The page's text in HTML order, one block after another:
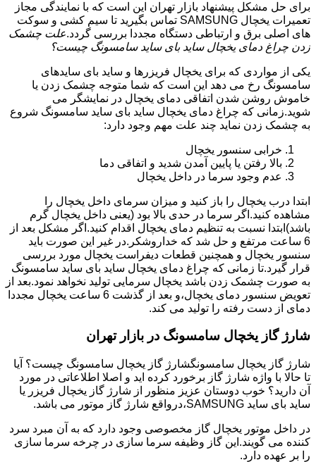
برای حل مشکل پیشنهاد بازار تهران این است که با نمایندگی مجاز
تعمیرات یخچال SAMSUNG تماس بگیرید تا سیم کشی و سوکت
های اصلی برق و ارتباطی دستگاه مجددا بررسی گردد.علت چشمک
زدن چراغ دمای یخچال ساید بای ساید سامسونگ چیست؟
یکی از مواردی که برای یخچال فریزرها و ساید بای سایدهای
سامسونگ رخ می دهد این است که شما متوجه چشمک زدن یا
خاموش روشن شدن اتفاقی دمای یخچال در نمایشگر می
شوید.زمانی که چراغ دمای یخچال ساید بای ساید سامسونگ شروع
به چشمک زدن نماید چند علت مهم وجود دارد:
خرابی سنسور یخچال
بالا رفتن یا پایین آمدن شدید و اتفاقی دما
عدم وجود سرما در داخل یخچال
ابتدا درب یخچال را باز کنید و میزان سرمای داخل یخچال را
مشاهده کنید.اگر سرما در حدی بالا بود (یعنی داخل یخچال گرم
باشد)ابتدا نسبت به تنظیم دمای یخچال اقدام کنید.اگر مشکل بعد از
6 ساعت مرتفع و حل شد که خداروشکر.در غیر این صورت باید
سنسور یخچال و همچنین قطعات دیفراست یخچال مورد بررسی
قرار گیرد.تا زمانی که چراغ دمای یخچال ساید بای ساید سامسونگ
به صورت چشمک زدن باشد یخچال سرمایی تولید نخواهد نمود.بعد از
تعویض سنسور دمای یخچال،و بعد از گذشت 6 ساعت یخچال مجددا
دمای از دست رفته را تولید می کند.
شارژ گاز یخچال سامسونگ در بازار تهران
شارژ گاز یخچال سامسونگشارژ گاز یخچال سامسونگ چیست؟ آیا
تا حالا با واژه شارژ گاز برخورد کرده اید و اصلا اطلاعاتی در مورد
آن دارید؟ خوب دوستان عزیز منظور از شارژ گاز یخچال فریزر یا
ساید بای ساید SAMSUNG،درواقع شارژ گاز موتور می باشد.
در داخل موتور یخچال گاز مخصوصی وجود دارد که به آن مبرد سرد
کننده می گویند.این گاز وظیفه سرما سازی در چرخه سرما سازی
را بر عهده دارد.